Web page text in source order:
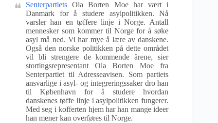
Senterpartiets Ola Borten Moe har vært i
Danmark for å studere asylpolitikken. Nå
varsler han en tøffere linje i Norge. Antall
mennesker som kommer til Norge for å søke
asyl må ned. Vi har mye å lære av danskene.
Også den norske politikken på dette området
vil bli strengere de kommende årene, sier
stortingsrepresentant Ola Borten Moe fra
Senterpartiet til Adresseavisen. Som partiets
ansvarlige i asyl- og integreringssaker dro han
til København for å studere hvordan
danskenes tøffe linje i asylpolitikken fungerer.
Med seg i kofferten hjem har han mange ideer
han mener kan overføres til Norge.